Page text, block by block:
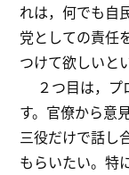
れは，何でも自
党としての責任
つけて欲しいと
２つ目は，プ
す。官僚から意
三役だけで話し
もらいたい。特